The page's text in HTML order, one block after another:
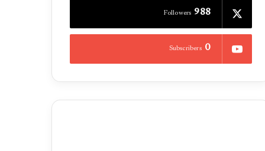
988
Followers
0
Subscribers